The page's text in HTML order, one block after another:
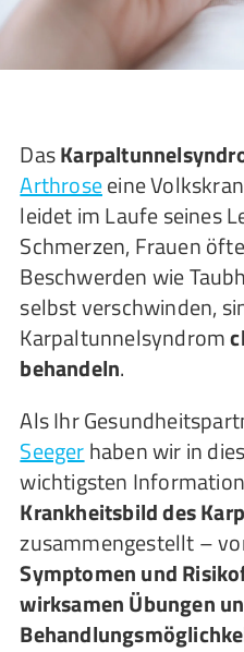
Das
Arthroseeine
leidet im Laufe seines
Schmerzen, Frauen
Beschwerden wie
selbst verschwinden,
Karpaltunnelsyndrom
behandeln.
Als Ihr
Seegerhaben wir in
wichtigsten
Krankheitsbild des
zusammengestellt –
Symptomen und
wirksamen Übungen